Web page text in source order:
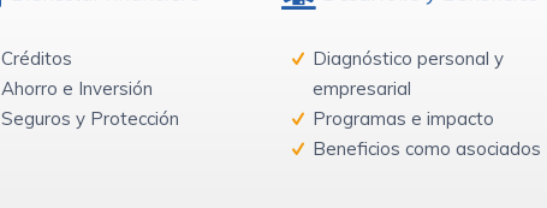
Créditos
Ahorro e Inversión
Seguros y Protección
Diagnóstico personal y
empresarial
Programas e impacto
Beneficios como asociados